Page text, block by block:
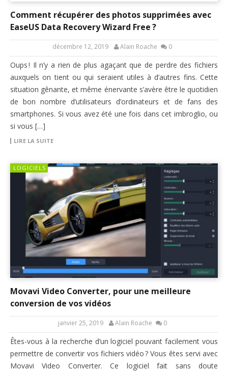
Comment récupérer des photos supprimées avec
EaseUS Data Recovery Wizard Free ?
décembre 12, 2019 Alain Roache 0
Oups ! Il n’y a rien de plus agaçant que de perdre des fichiers
auxquels on tient ou qui seraient utiles à d’autres fins. Cette
situation gênante, et même énervante s’avère être le quotidien
de bon nombre d’utilisateurs d’ordinateurs et de fans des
smartphones. Si vous avez été une fois dans cet imbroglio, ou
si vous […]
LIRE LA SUITE
LOGICIELS
Movavi Video Converter, pour une meilleure
conversion de vos vidéos
janvier 25, 2019 Alain Roache 0
Êtes-vous à la recherche d’un logiciel pouvant facilement vous
permettre de convertir vos fichiers vidéo ? Vous êtes servi avec
Movavi Video Converter. Ce logiciel fait sans doute